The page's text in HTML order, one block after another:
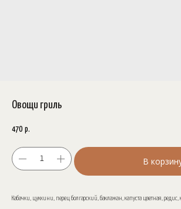
Овощи гриль
470 р.
В
Кабачки, цуккини, перец болгарский, баклажан, капуста цветная, редис,